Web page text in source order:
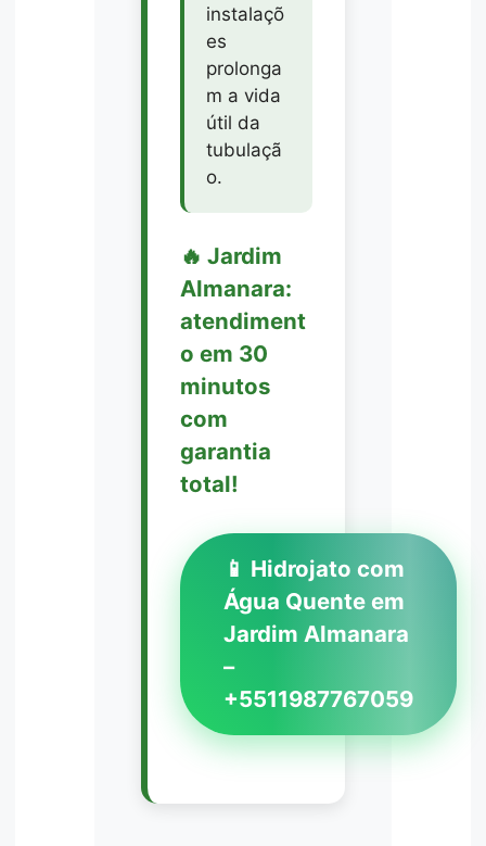
instalaçõ
es
prolonga
m a vida
útil da
tubulaçã
o.
🔥 Jardim
Almanara:
atendiment
o em 30
minutos
com
garantia
total!
📱 Hidrojato com
Água Quente em
Jardim Almanara
–
+5511987767059